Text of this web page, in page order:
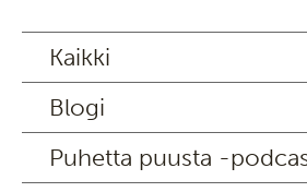
Kaikki
Blogi
Puhetta puusta -